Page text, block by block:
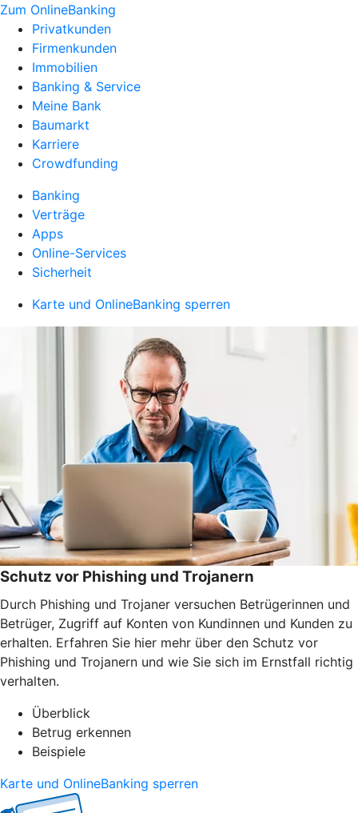
Zum OnlineBanking
Privatkunden
Firmenkunden
Immobilien
Banking & Service
Meine Bank
Baumarkt
Karriere
Crowdfunding
Banking
Verträge
Apps
Online-Services
Sicherheit
Karte und OnlineBanking sperren
Schutz vor Phishing und Trojanern
Durch Phishing und Trojaner versuchen Betrügerinnen und
Betrüger, Zugriff auf Konten von Kundinnen und Kunden zu
erhalten. Erfahren Sie hier mehr über den Schutz vor
Phishing und Trojanern und wie Sie sich im Ernstfall richtig
verhalten.
Überblick
Betrug erkennen
Beispiele
Karte und OnlineBanking sperren